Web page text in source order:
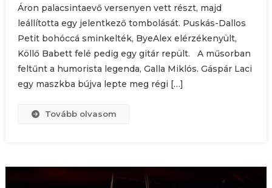
Áron palacsintaevő versenyen vett részt, majd
leállította egy jelentkező tombolását. Puskás-Dallos
Petit bohóccá sminkelték, ByeAlex elérzékenyült,
Köllő Babett felé pedig egy gitár repült. A műsorban
feltűnt a humorista legenda, Galla Miklós. Gáspár Laci
egy maszkba bújva lepte meg régi […]
Tovább olvasom